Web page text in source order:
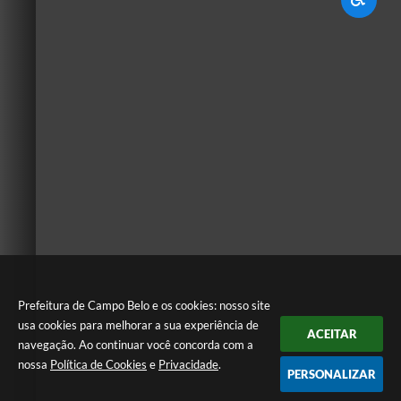
Prefeitura de Campo Belo e os cookies: nosso site
usa cookies para melhorar a sua experiência de
navegação. Ao continuar você concorda com a
nossa Política de Cookies e Privacidade.
ACEITAR
PERSONALIZAR